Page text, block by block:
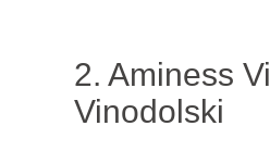
2. Aminess
Vinodolski